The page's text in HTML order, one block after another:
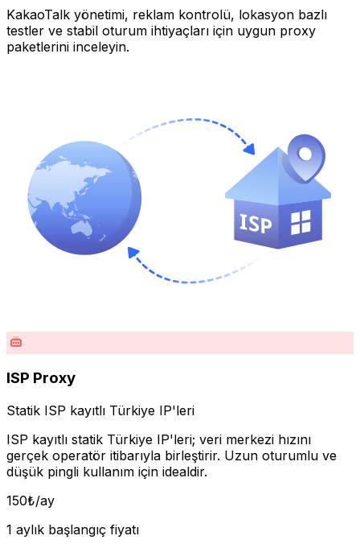
KakaoTalk yönetimi, reklam kontrolü, lokasyon bazlı
testler ve stabil oturum ihtiyaçları için uygun proxy
paketlerini inceleyin.
ISP Proxy
Statik ISP kayıtlı Türkiye IP'leri
ISP kayıtlı statik Türkiye IP'leri; veri merkezi hızını
gerçek operatör itibarıyla birleştirir. Uzun oturumlu ve
düşük pingli kullanım için idealdir.
150₺/ay
1 aylık başlangıç fiyatı